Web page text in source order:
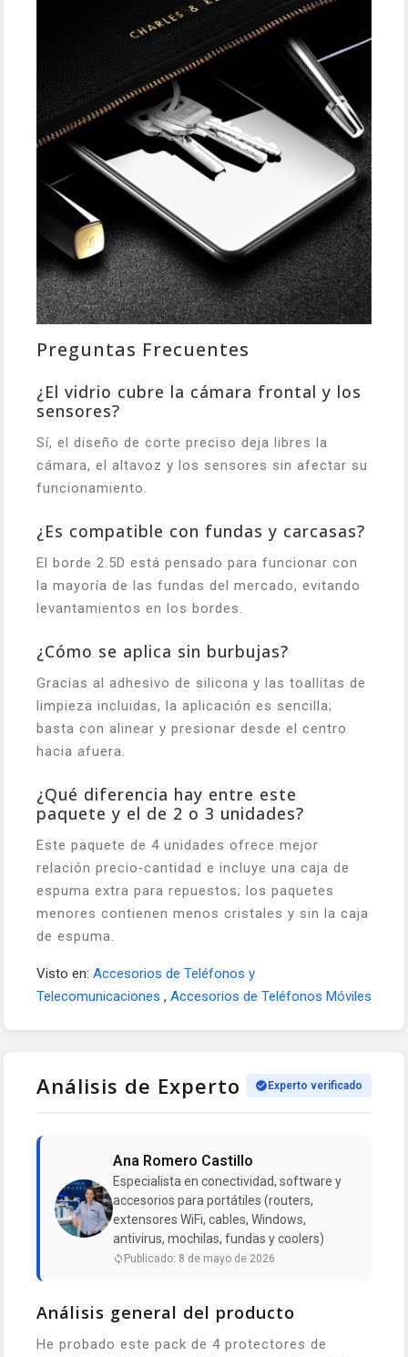
Preguntas Frecuentes
¿El vidrio cubre la cámara frontal y los
sensores?
Sí, el diseño de corte preciso deja libres la
cámara, el altavoz y los sensores sin afectar su
funcionamiento.
¿Es compatible con fundas y carcasas?
El borde 2.5D está pensado para funcionar con
la mayoría de las fundas del mercado, evitando
levantamientos en los bordes.
¿Cómo se aplica sin burbujas?
Gracias al adhesivo de silicona y las toallitas de
limpieza incluidas, la aplicación es sencilla;
basta con alinear y presionar desde el centro
hacia afuera.
¿Qué diferencia hay entre este
paquete y el de 2 o 3 unidades?
Este paquete de 4 unidades ofrece mejor
relación precio‑cantidad e incluye una caja de
espuma extra para repuestos; los paquetes
menores contienen menos cristales y sin la caja
de espuma.
Visto en: Accesorios de Teléfonos y
Telecomunicaciones , Accesorios de Teléfonos Móviles
Análisis de Experto Experto verificado
Ana Romero Castillo
Especialista en conectividad, software y
accesorios para portátiles (routers,
extensores WiFi, cables, Windows,
antivirus, mochilas, fundas y coolers)
Publicado: 8 de mayo de 2026
Análisis general del producto
He probado este pack de 4 protectores de